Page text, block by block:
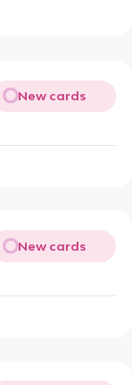
New cards
New cards